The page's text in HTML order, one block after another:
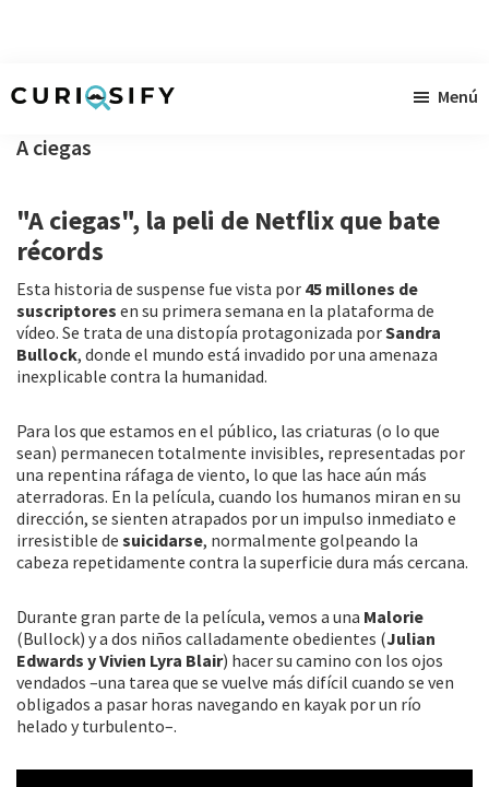
contenido
lateral
primaria
pie
página
singulares
raudales
Menú
A ciegas
"A ciegas", la peli de Netflix que bate
récords
Esta historia de suspense fue vista por 45 millones de
suscriptores en su primera semana en la plataforma de
vídeo. Se trata de una distopía protagonizada porSandra
Bullock, donde el mundo está invadido por una amenaza
inexplicable contra la humanidad.
Para los que estamos en el público, las criaturas (o lo que
sean) permanecen totalmente invisibles, representadas por
una repentina ráfaga de viento, lo que las hace aún más
aterradoras. En la película, cuando los humanos miran en su
dirección, se sienten atrapados por un impulso inmediato e
irresistible de suicidarse, normalmente golpeando la
cabeza repetidamente contra la superficie dura más cercana.
Durante gran parte de la película, vemos a una Malorie
(Bullock) y a dos niños calladamente obedientes (Julian
Edwards y Vivien Lyra Blair) hacer su camino con los ojos
vendados –una tarea que se vuelve más difícil cuando se ven
obligados a pasar horas navegando en kayak por un río
helado y turbulento–.